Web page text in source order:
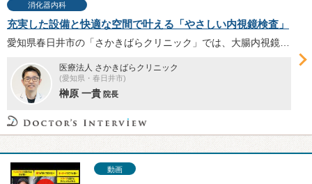
消化器内科
充実した設備と快適な空間で叶える「やさしい内視鏡検査」
医療法人 さかきばらクリニック
(愛知県・春日井市)
榊原 一貴 院長
動画